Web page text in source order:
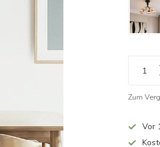
Zum
Vor